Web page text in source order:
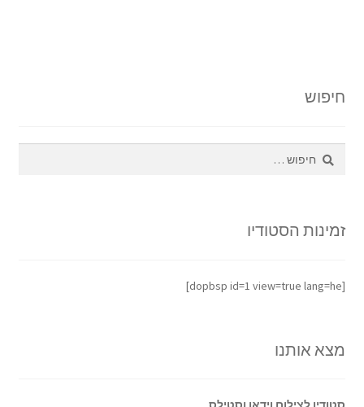
חיפוש
חיפוש:
זמינות הסטודיו
[dopbsp id=1 view=true lang=he]
מצא אותנו